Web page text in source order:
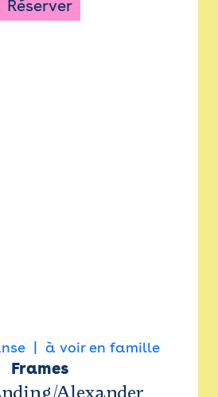
Réserver
à voir en famille
Frames